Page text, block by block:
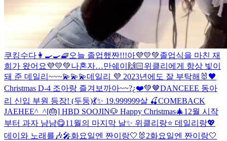
쿠킹수다👩‍🍳🍳🧇오늘 졸업했짠!!!아💜💛💚졸업식을 마친 재
희가 왔어요💜💛💚나혼자…만쉐이🙌🏻위클리에게 항상 빛이
돼 준 데일리~~~💫💫💫데일리 💜 2023년에도 잘 부탁해🐰🖤
Christmas D-4 조아랑 즐겨보까아~~?¿❤️💚🤎DANCEEE 동아
리 신입 부원 등장! (두둥)💃✨ 19.999999살 🍒COMEBACK
JAEHEE^_^[🎂] HBD SOOJIN🐶 Happy Christmas🎄12월 시작
부터 과자 냠냠😋11월의 마지막 날✨ 위클리랑⭐️ 데일리랑💖
데이와 노래를🎶🎤화요일엔 짠이랑🤍🐰2화요일엔 짠이랑🤍